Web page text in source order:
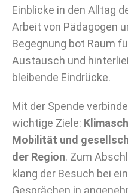
Einblicke in den Alltag
Arbeit von Pädagogen
Begegnung bot Raum
Austausch und
bleibende Eindrücke.
Mit der Spende
wichtige Ziele:
Mobilität und
der Region. Zum
klang der Besuch bei
Gesprächen in